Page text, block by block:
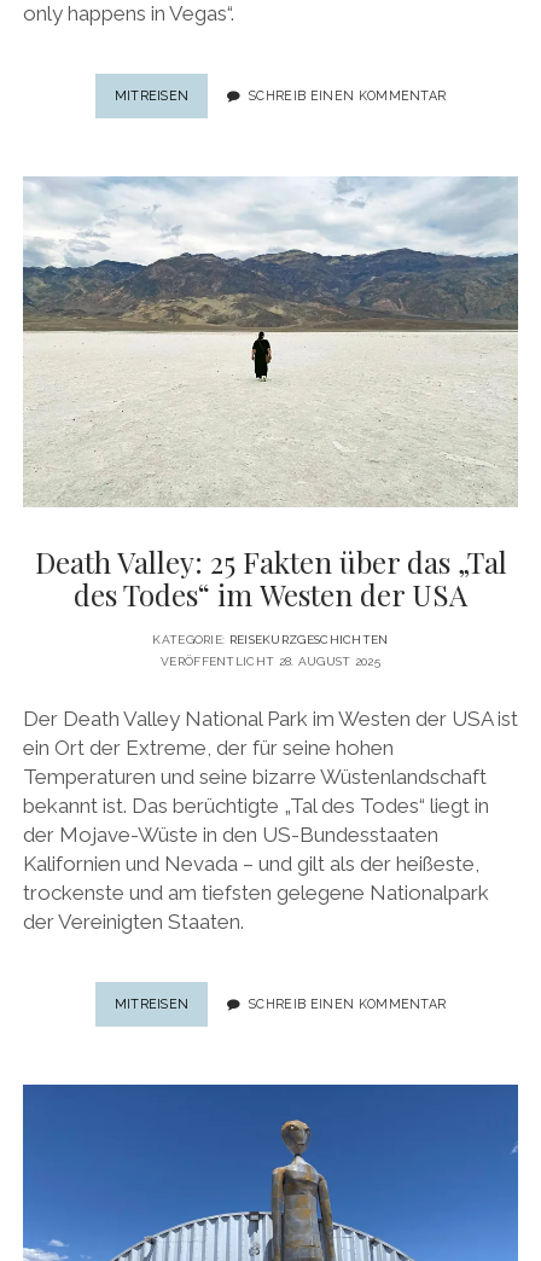
only happens in Vegas“.
MITREISEN
STADT
DER
SCHILLERNDE
SKURRILE
FAKTEN
ÜBER
LAS
VEGAS
SCHREIB EINEN KOMMENTAR
Death Valley: 25 Fakten über das „Tal
des Todes“ im Westen der USA
KATEGORIE: REISEKURZGESCHICHTEN
VERÖFFENTLICHT 28. AUGUST 2025
Der Death Valley National Park im Westen der USA ist
ein Ort der Extreme, der für seine hohen
Temperaturen und seine bizarre Wüstenlandschaft
bekannt ist. Das berüchtigte „Tal des Todes“ liegt in
der Mojave-Wüste in den US-Bundesstaaten
Kalifornien und Nevada – und gilt als der heißeste,
trockenste und am tiefsten gelegene Nationalpark
der Vereinigten Staaten.
MITREISEN DEATH
VALLEY:
IM WESTEN
DER
USA
SCHREIB EINEN KOMMENTAR